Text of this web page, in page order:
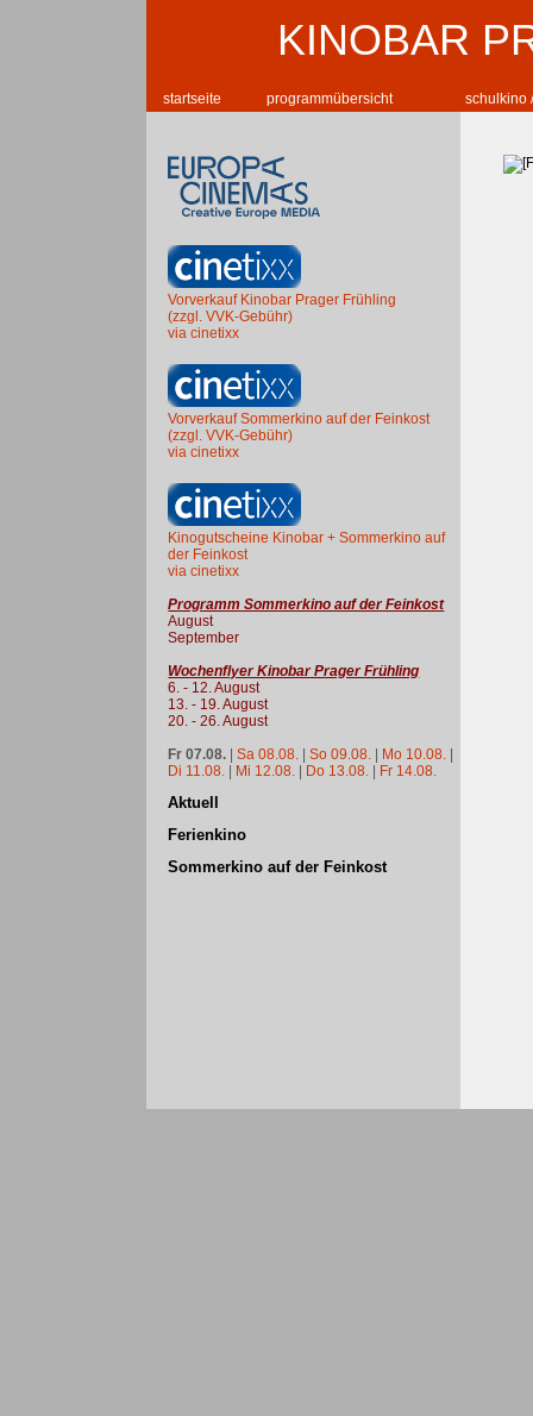
KINOBAR
startseite programmübersicht schulkino
Vorverkauf Kinobar Prager Frühling
(zzgl. VVK-Gebühr)
via cinetixx
Vorverkauf Sommerkino auf der Feinkost
(zzgl. VVK-Gebühr)
via cinetixx
Kinogutscheine Kinobar + Sommerkino auf
der Feinkost
via cinetixx
Programm Sommerkino auf der Feinkost
August
September
Wochenflyer Kinobar Prager Frühling
6. - 12. August
13. - 19. August
20. - 26. August
Fr 07.08. |Sa 08.08. |So 09.08. | Mo 10.08. |
Di 11.08. | Mi 12.08. | Do 13.08. | Fr 14.08.
Aktuell
Ferienkino
Sommerkino auf der Feinkost